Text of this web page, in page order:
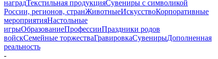
наградТекстильная продукцияСувениры с символикой
России, регионов, странЖивотныеИскусствоКорпоративные
мероприятияНастольные
игрыОбразованиеПрофессииПраздники родов
войскСемейные торжестваГравировкаСувенирыДополненная
реальность
-